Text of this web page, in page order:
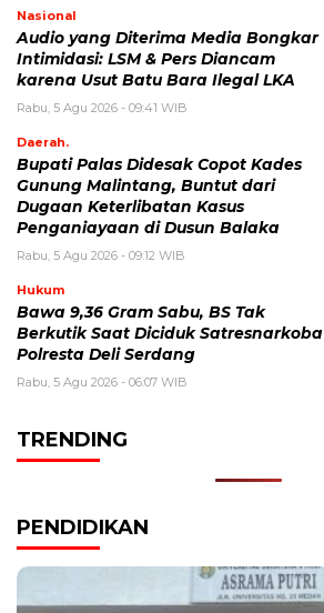
Nasional
Audio yang Diterima Media Bongkar
Intimidasi: LSM & Pers Diancam
karena Usut Batu Bara Ilegal LKA
Rabu, 5 Agu 2026 - 09:41 WIB
Daerah.
Bupati Palas Didesak Copot Kades
Gunung Malintang, Buntut dari
Dugaan Keterlibatan Kasus
Penganiayaan di Dusun Balaka
Rabu, 5 Agu 2026 - 09:12 WIB
Hukum
Bawa 9,36 Gram Sabu, BS Tak
Berkutik Saat Diciduk Satresnarkoba
Polresta Deli Serdang
Rabu, 5 Agu 2026 - 06:07 WIB
TRENDING
PENDIDIKAN